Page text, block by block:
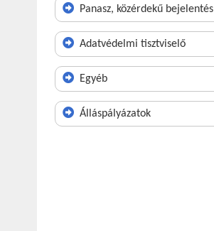
Panasz, közérdekű bejelentés
Adatvédelmi tisztviselő
Egyéb
Álláspályázatok